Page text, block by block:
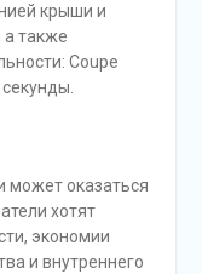
крыши и
также
Coupe
может оказаться
хотят
экономии
и внутреннего